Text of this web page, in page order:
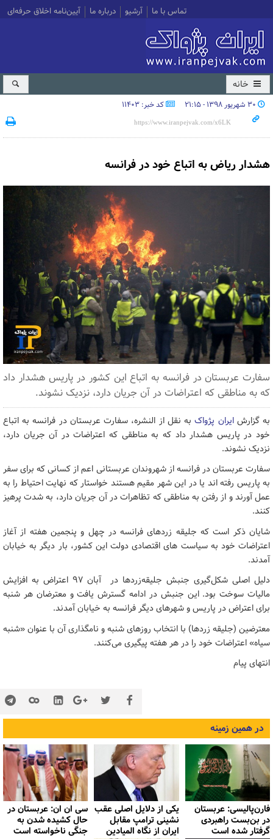
تماس با ما آرشیو درباره ما آیین‌نامه اخلاق حرفه‌ای
خانه
۳۰ شهریور ۱۳۹۸ - ۲۱:۱۵ کد خبر: 11403
هشدار ریاض به اتباع خود در فرانسه
سفارت عربستان در فرانسه به اتباع این کشور در پاریس هشدار داد
که به مناطقی که اعتراضات در آن جریان دارد، نزدیک نشوند.
به گزارشایران پژواکبه نقل از النشره، سفارت عربستان در فرانسه به اتباع
خود در پاریس هشدار داد که به مناطقی که اعتراضات در آن جریان دارد،
نزدیک نشوند.
سفارت عربستان در فرانسه از شهروندان عربستانی اعم از کسانی که برای سفر
به پاریس رفته اند یا در این شهر مقیم هستند خواستار که نهایت احتیاط را به
عمل آورند و از رفتن به مناطقی که تظاهرات در آن جریان دارد، به شدت پرهیز
کنند.
شایان ذکر است که جلیقه زردهای فرانسه در چهل و پنجمین هفته از آغاز
اعتراضات خود به سیاست های اقتصادی دولت این کشور، بار دیگر به خیابان
آمدند.
دلیل اصلی شکل‌گیری جنبش جلیقه‌زردها در آبان ۹۷ اعتراض به افزایش
مالیات سوخت بود. این جنبش در ادامه گسترش یافت و معترضان هر شنبه
برای اعتراض در پاریس و شهرهای دیگر فرانسه به خیابان آمدند.
معترضین (جلیقه زردها) با انتخاب روزهای شنبه و نامگذاری آن با عنوان «شنبه
سیاه» اعتراضات خود را در هر هفته پیگیری می‌کنند.
انتهای پیام
در همین زمینه
فارن‌پالیسی: عربستان
در بن‌بست راهبردی
گرفتار شده است
یکی از دلایل اصلی عقب
نشینی ترامپ مقابل
ایران از نگاه المیادین
سی ان ان: عربستان در
حال کشیده شدن به
جنگی ناخواسته است